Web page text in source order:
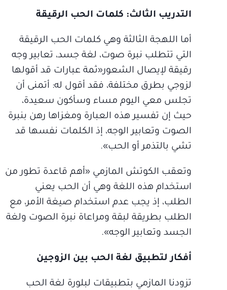
التدريب الثالث: كلمات الحب الرقيقة
أما اللهجة الثالثة وهي كلمات الحب الرقيقة
التي تتطلب نبرة صوت، لغة جسد، تعابير وجه
رقيقة لإيصال الشعور«ثمة عبارات قد أقولها
لزوجي بطرق مختلفة، فقد أقول له: أتمنى أن
تجلس معي اليوم مساء وسأكون سعيدة،
حيث إن تفسير هذه العبارة ومغزاها رهن بنبرة
الصوت وتعابير الوجه، إذ الكلمات نفسها قد
تشي بالتذمر أو الحب».
وتعقب الكوتش المازمي «أهم قاعدة تطور من
استخدام هذه اللغة وهي أن الحب يعني
الطلب، إذ يجب عدم استخدام صيغة الأمر، مع
الطلب بطريقة لبقة ومراعاة نبرة الصوت ولغة
الجسد وتعابير الوجه».
أفكار لتطبيق لغة الحب بين الزوجين
تزودنا المازمي بتطبيقات لبلورة لغة الحب